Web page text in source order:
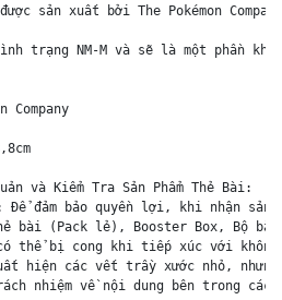
được sản xuất bởi The Pokémon
trạng NM-M và sẽ là một phần
Company
và Kiểm Tra Sản Phẩm Thẻ Bài:
Để đảm bảo quyền lợi, khi nhận
bài (Pack lẻ), Booster Box, Bộ
thể bị cong khi tiếp xúc với
hiện các vết trầy xước nhỏ,
nhiệm về nội dung bên trong